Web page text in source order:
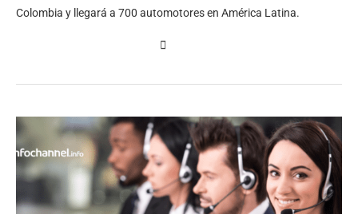
Colombia y llegará a 700 automotores en América Latina.